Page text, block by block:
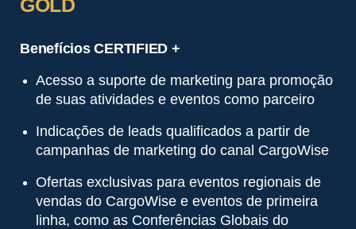
GOLD
Benefícios CERTIFIED +
Acesso a suporte de marketing para promoção
de suas atividades e eventos como parceiro
Indicações de leads qualificados a partir de
campanhas de marketing do canal CargoWise
Ofertas exclusivas para eventos regionais de
vendas do CargoWise e eventos de primeira
linha, como as Conferências Globais do